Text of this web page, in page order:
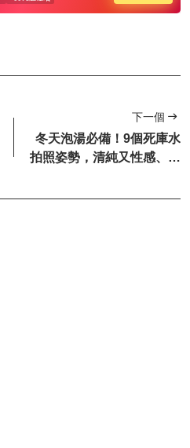
下一個
冬天泡湯必備！9個死庫水
拍照姿勢，清純又性感、甜